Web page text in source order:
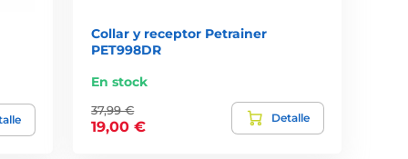
Collar y receptor Petrainer
PET998DR
En stock
37,99 €
19,00 €
Detalle